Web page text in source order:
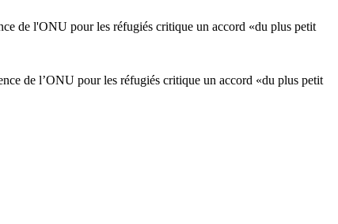
de l'ONU pour les réfugiés critique un accord «du plus petit
de l’ONU pour les réfugiés critique un accord «du plus petit